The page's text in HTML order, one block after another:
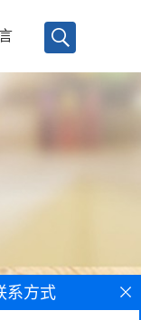
系方式